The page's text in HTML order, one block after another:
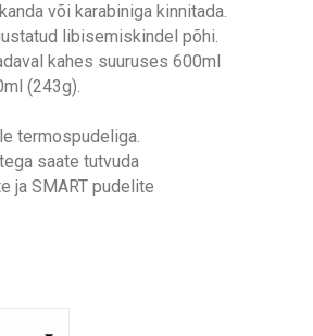
või karabiniga kinnitada.
libisemiskindel põhi.
kahes suuruses 600ml
(243g).
termospudeliga.
saate tutvuda
ja SMART pudelite